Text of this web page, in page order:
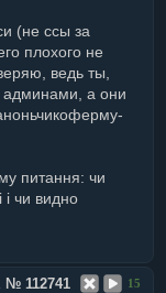
(не ссы за
плохого не
ведь ты,
админами, а они
питання: чи
i чи видно
№ 112741 15